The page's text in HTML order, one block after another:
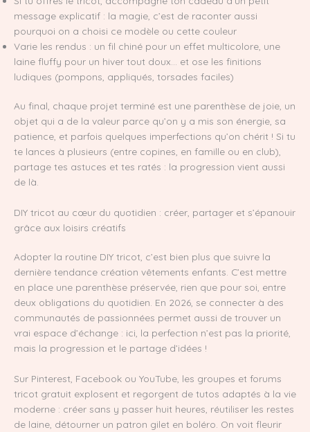
message explicatif : la magie, c’est de raconter aussi
pourquoi on a choisi ce modèle ou cette couleur
Varie les rendus : un fil chiné pour un effet multicolore, une
laine fluffy pour un hiver tout doux… et ose les finitions
ludiques (pompons, appliqués, torsades faciles)
Au final, chaque projet terminé est une parenthèse de joie, un
objet qui a de la valeur parce qu’on y a mis son énergie, sa
patience, et parfois quelques imperfections qu’on chérit ! Si tu
te lances à plusieurs (entre copines, en famille ou en club),
partage tes astuces et tes ratés : la progression vient aussi
de là.
DIY tricot au cœur du quotidien : créer, partager et s’épanouir
grâce aux loisirs créatifs
Adopter la routine DIY tricot, c’est bien plus que suivre la
dernière tendance création vêtements enfants. C’est mettre
en place une parenthèse préservée, rien que pour soi, entre
deux obligations du quotidien. En 2026, se connecter à des
communautés de passionnées permet aussi de trouver un
vrai espace d’échange : ici, la perfection n’est pas la priorité,
mais la progression et le partage d’idées !
Sur Pinterest, Facebook ou YouTube, les groupes et forums
tricot gratuit explosent et regorgent de tutos adaptés à la vie
moderne : créer sans y passer huit heures, réutiliser les restes
de laine, détourner un patron gilet en boléro. On voit fleurir